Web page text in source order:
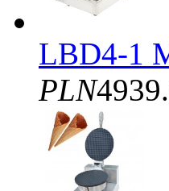
LBD4-1
PLN